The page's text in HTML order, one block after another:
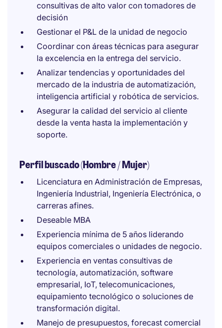
consultivas de alto valor con tomadores de
decisión
Gestionar el P&L de la unidad de negocio
Coordinar con áreas técnicas para asegurar
la excelencia en la entrega del servicio.
Analizar tendencias y oportunidades del
mercado de la industria de automatización,
inteligencia artificial y robótica de servicios.
Asegurar la calidad del servicio al cliente
desde la venta hasta la implementación y
soporte.
Perfil buscado (Hombre / Mujer)
Licenciatura en Administración de Empresas,
Ingeniería Industrial, Ingeniería Electrónica, o
carreras afines.
Deseable MBA
Experiencia mínima de 5 años liderando
equipos comerciales o unidades de negocio.
Experiencia en ventas consultivas de
tecnología, automatización, software
empresarial, IoT, telecomunicaciones,
equipamiento tecnológico o soluciones de
transformación digital.
Manejo de presupuestos, forecast comercial